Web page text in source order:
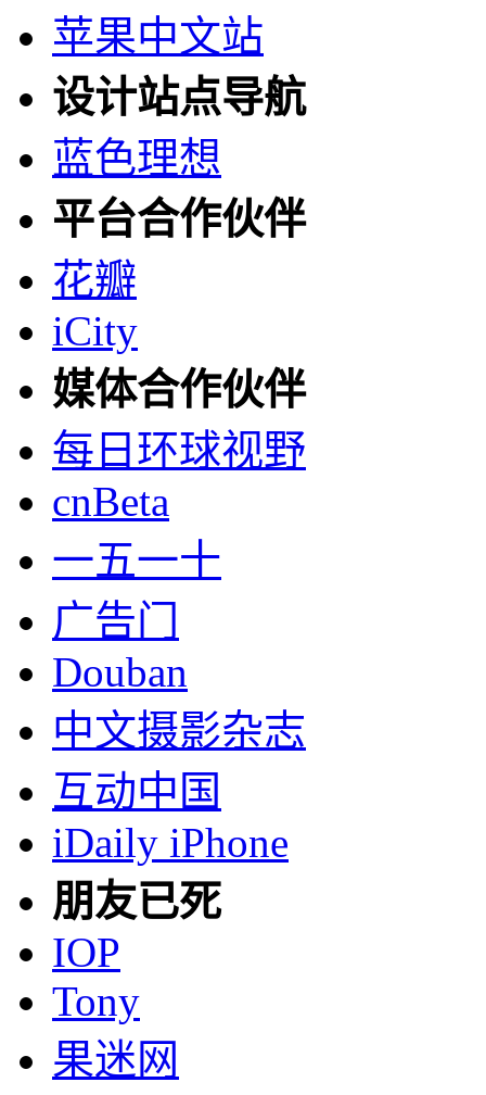
苹果中文站
设计站点导航
蓝色理想
平台合作伙伴
花瓣
iCity
媒体合作伙伴
每日环球视野
cnBeta
一五一十
广告门
Douban
中文摄影杂志
互动中国
iDaily iPhone
朋友已死
IOP
Tony
果迷网